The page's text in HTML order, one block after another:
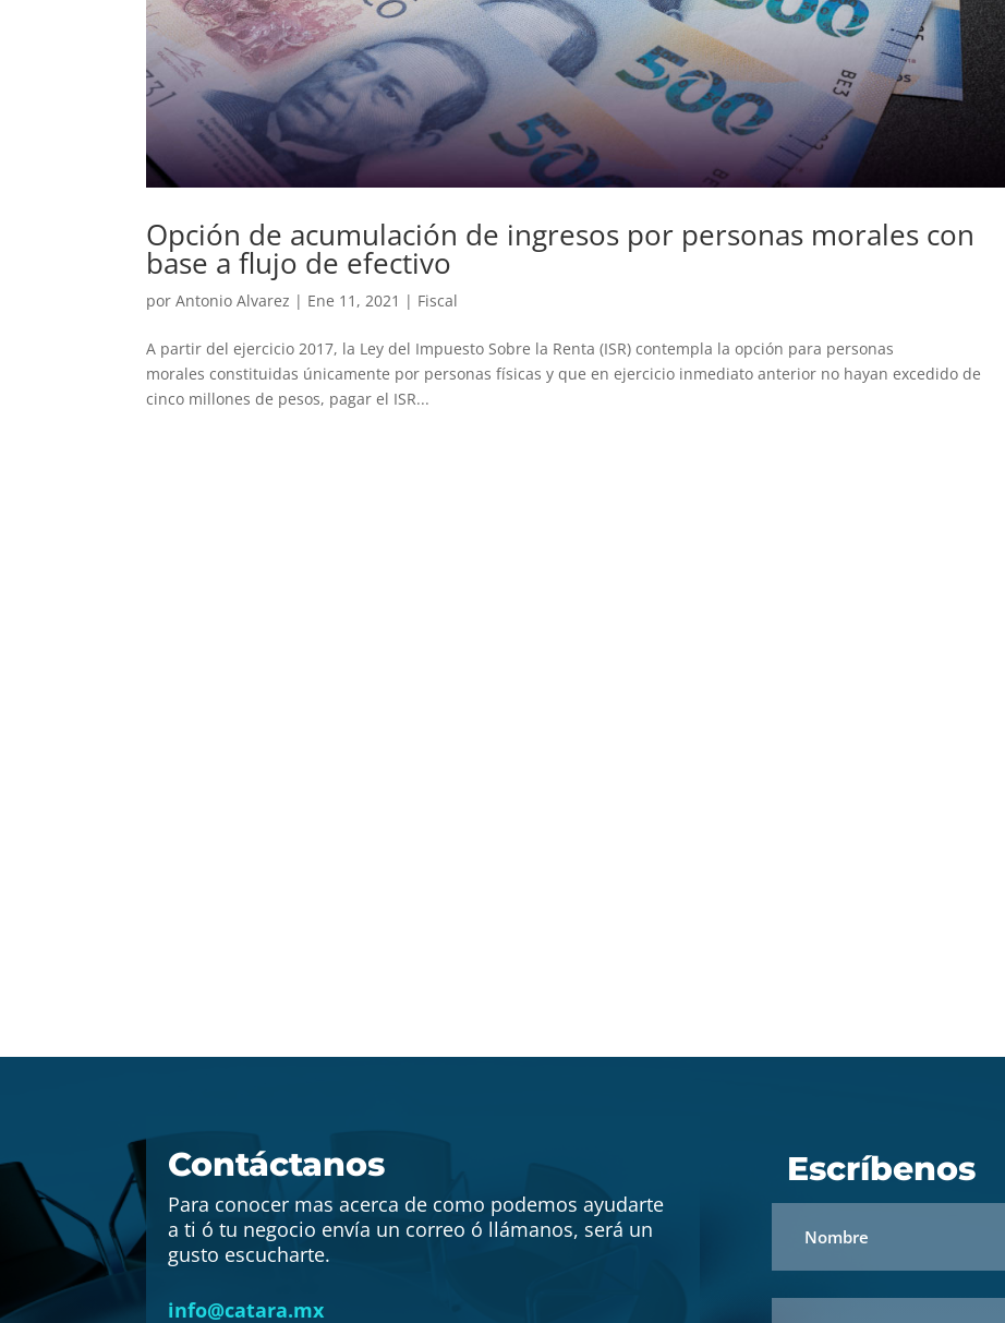
Opción de acumulación de ingresos por personas morales con
base a flujo de efectivo
porAntonio Alvarez | Ene 11, 2021 | Fiscal
A partir del ejercicio 2017, la Ley del Impuesto Sobre la Renta (ISR) contempla la opción para personas
morales constituidas únicamente por personas físicas y que en ejercicio inmediato anterior no hayan excedido de
cinco millones de pesos, pagar el ISR...
Contáctanos
Para conocer mas acerca de como podemos ayudarte
a ti ó tu negocio envía un correo ó llámanos, será un
gusto escucharte.
info@catara.mx
Escríbenos